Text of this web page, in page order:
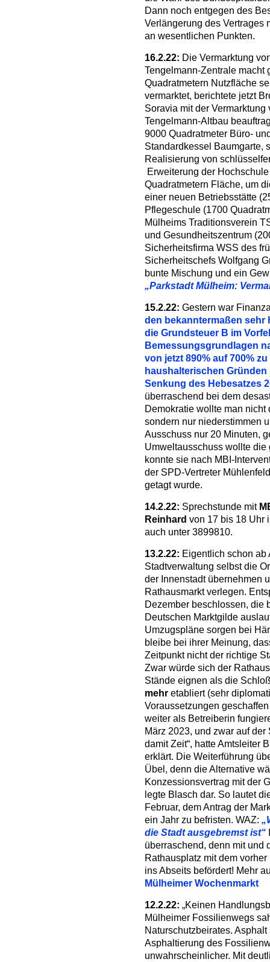
Dann noch entgegen des
Verlängerung des Vertrages
an wesentlichen Punkten.
16.2.22: Die Vermarktung
Tengelmann-Zentrale macht
Quadratmetern Nutzfläche
vermarktet, berichtete jetzt
Soravia mit der
Tengelmann-Altbau
9000 Quadratmeter Büro-
Standardkessel Baumgarte,
Realisierung von
Erweiterung der
Quadratmetern Fläche, um
einer neuen Betriebsstätte
Pflegeschule (1700
Mülheims Traditionsverein
und Gesundheitszentrum
Sicherheitsfirma WSS des
Sicherheitschefs Wolfgang
bunte Mischung und ein
„Parkstadt Mülheim:
15.2.22: Gestern war
den bekanntermaßen sehr
die Grundsteuer B im
Bemessungsgrundlagen
von jetzt 890% auf 700%
haushalterischen
Senkung des Hebesatzes
überraschend bei dem
Demokratie wollte man
sondern nur niederstimmen
Ausschuss nur 20 Minuten,
Umweltausschuss wollte
konnte sie nach MBI-
der SPD-Vertreter
getagt wurde.
14.2.22: Sprechstunde mit
Reinhard von 17 bis 18 Uhr
auch unter 3899810.
13.2.22: Eigentlich schon
Stadtverwaltung selbst die
der Innenstadt übernehmen
Rathausmarkt verlegen.
Dezember beschlossen, die
Deutschen Marktgilde
Umzugspläne sorgen bei
bleibe bei ihrer Meinung,
Zeitpunkt nicht der richtige
Zwar würde sich der
Stände eignen als die
mehr etabliert (sehr
Voraussetzungen
weiter als Betreiberin
März 2023, und zwar auf
damit Zeit“, hatte Amtsleiter
erklärt. Die Weiterführung
Übel, denn die Alternative
Konzessionsvertrag mit der
legte Blasch dar. So lautet
Februar, dem Antrag der
ein Jahr zu befristen. WAZ:
die Stadt ausgebremst ist“
überraschend, denn mit und
Rathausplatz mit dem
ins Abseits befördert! Mehr
Mülheimer Wochenmarkt
12.2.22: „Keinen
Mülheimer Fossilienwegs
Naturschutzbeirates.
Asphaltierung des
unwahrscheinlicher. Mit